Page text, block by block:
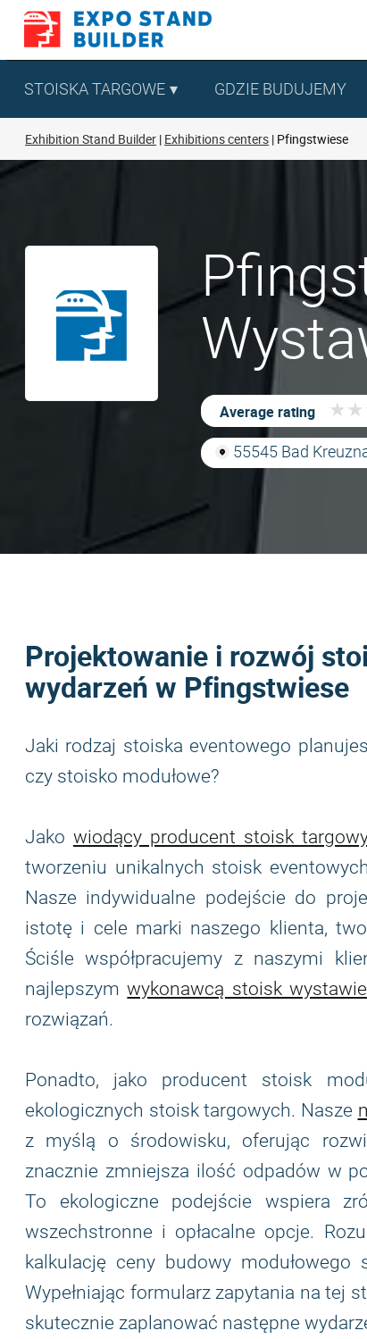
Skip
content
STOISKA TARGOWE GDZIE BUDUJEMY
Exhibition Stand Builder Exhibitions centers Pfingstwiese
Average rating ★ ★
★ ★
55545 Bad
Projektowanie i rozwój
wydarzeń w Pfingstwiese
Jaki rodzaj stoiska eventowego
czy stoisko modułowe?
Jako wiodący producent stoisk
tworzeniu unikalnych stoisk
Nasze indywidualne podejście do
istotę i cele marki naszego klienta,
Ściśle współpracujemy z naszymi
najlepszymwykonawcą stoisk
rozwiązań.
Ponadto, jako producent stoisk
ekologicznych stoisk targowych. Nasze
z myślą o środowisku, oferując
znacznie zmniejsza ilość odpadów w
To ekologiczne podejście wspiera
wszechstronne i opłacalne opcje.
kalkulację ceny budowy
Wypełniając formularz zapytania na tej
skutecznie zaplanować następne